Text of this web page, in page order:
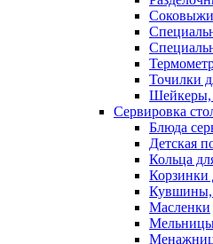
Точилки
Шейкеры,
Сервировка
Блюда
Детская
Кольца
Корзинки
Кувшины,
Масленки